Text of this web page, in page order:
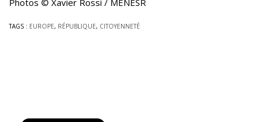
Photos © Xavier Rossi / MENESR
TAGS : EUROPE, RÉPUBLIQUE, CITOYENNETÉ